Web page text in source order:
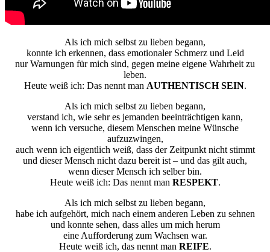
Als ich mich selbst zu lieben begann,
konnte ich erkennen, dass emotionaler Schmerz und Leid
nur Warnungen für mich sind, gegen meine eigene Wahrheit zu
leben.
Heute weiß ich: Das nennt man AUTHENTISCH SEIN.
Als ich mich selbst zu lieben begann,
verstand ich, wie sehr es jemanden beeinträchtigen kann,
wenn ich versuche, diesem Menschen meine Wünsche
aufzuzwingen,
auch wenn ich eigentlich weiß, dass der Zeitpunkt nicht stimmt
und dieser Mensch nicht dazu bereit ist – und das gilt auch,
wenn dieser Mensch ich selber bin.
Heute weiß ich: Das nennt man RESPEKT.
Als ich mich selbst zu lieben begann,
habe ich aufgehört, mich nach einem anderen Leben zu sehnen
und konnte sehen, dass alles um mich herum
eine Aufforderung zum Wachsen war.
Heute weiß ich, das nennt man REIFE.